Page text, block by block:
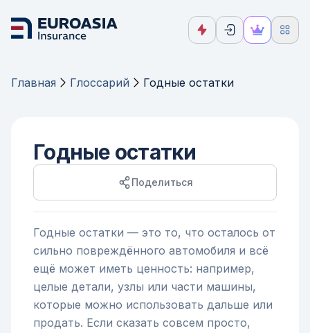
Главная Глоссарий Годные остатки
Годные остатки
Поделиться
Годные остатки — это то, что осталось от
сильно повреждённого автомобиля и всё
ещё может иметь ценность: например,
целые детали, узлы или части машины,
которые можно использовать дальше или
продать. Если сказать совсем просто,